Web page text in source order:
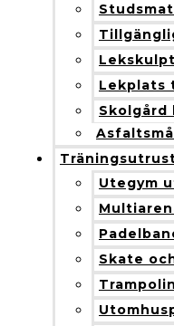
Lekplats
Utegym
Skate